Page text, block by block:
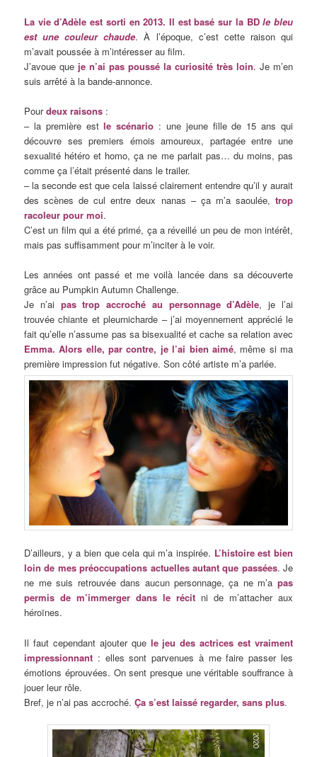
La vie d’Adèle est sorti en 2013. Il est basé sur la BDle bleu
est une couleur chaude. À l’époque, c’est cette raison qui
m’avait poussée à m’intéresser au film.
J’avoue que je n’ai pas poussé la curiosité très loin. Je m’en
suis arrêté à la bande-annonce.
Pourdeux raisons :
– la première estle scénario : une jeune fille de 15 ans qui
découvre ses premiers émois amoureux, partagée entre une
sexualité hétéro et homo, ça ne me parlait pas… du moins, pas
comme ça l’était présenté dans le trailer.
– la seconde est que cela laissé clairement entendre qu’il y aurait
des scènes de cul entre deux nanas – ça m’a saoulée, trop
racoleur pour moi.
C’est un film qui a été primé, ça a réveillé un peu de mon intérêt,
mais pas suffisamment pour m’inciter à le voir.
Les années ont passé et me voilà lancée dans sa découverte
grâce au Pumpkin Autumn Challenge.
Je n’ai pas trop accroché au personnage d’Adèle, je l’ai
trouvée chiante et pleurnicharde – j’ai moyennement apprécié le
fait qu’elle n’assume pas sa bisexualité et cache sa relation avec
Emma. Alors elle, par contre, je l’ai bien aimé, même si ma
première impression fut négative. Son côté artiste m’a parlée.
D’ailleurs, y a bien que cela qui m’a inspirée. L’histoire est bien
loin de mes préoccupations actuelles autant que passées. Je
ne me suis retrouvée dans aucun personnage, ça ne m’a pas
permis de m’immerger dans le récit ni de m’attacher aux
héroïnes.
Il faut cependant ajouter que le jeu des actrices est vraiment
impressionnant : elles sont parvenues à me faire passer les
émotions éprouvées. On sent presque une véritable souffrance à
jouer leur rôle.
Bref, je n’ai pas accroché.Ça s’est laissé regarder, sans plus.